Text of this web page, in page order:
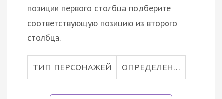
позиции первого столбца подберите
соответствующую позицию из второго
столбца.
ТИП ПЕРСОНАЖЕЙ ОПРЕДЕЛЕН…